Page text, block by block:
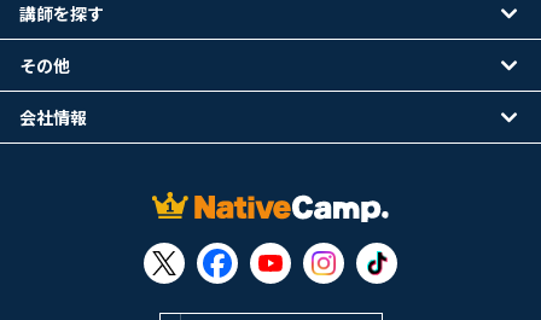
講師を探す
その他
会社情報